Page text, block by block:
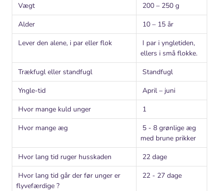
Vægt
200 – 250 g
Alder
10 – 15 år
Lever den alene, i par eller flok
I par i yngletiden,
ellers i små flokke.
Trækfugl eller standfugl
Standfugl
Yngle-tid
April – juni
Hvor mange kuld unger
1
Hvor mange æg
5 - 8 grønlige æg
med brune prikker
Hvor lang tid ruger husskaden
22 dage
Hvor lang tid går der før unger er
flyvefærdige ?
22 - 27 dage